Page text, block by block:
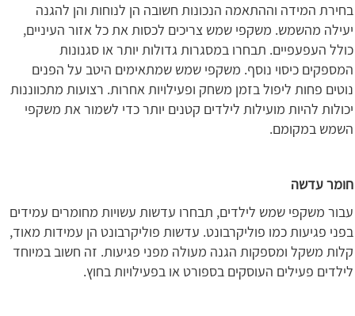
בחירת המידה וההתאמה הנכונות חשובה הן לנוחות והן להגנה
יעילה מהשמש. משקפי שמש צריכים לכסות את כל אזור העיניים,
כולל העפעפיים. תבחרו במסגרות גדולות יותר או סגנונות
המספקים כיסוי נוסף. משקפי שמש שמתאימים היטב על הפנים
נוטים פחות ליפול בזמן משחק ופעילויות אחרות. רצועות מתכווננות
יכולות להיות מועילות לילדים קטנים יותר כדי לשמור את משקפי
השמש במקומם.
חומר עדשה
עבור משקפי שמש לילדים, תבחרו עדשות עשויות מחומרים עמידים
בפני פגיעות כמו פוליקרבונט. עדשות פוליקרבונט הן עמידות מאוד,
קלות משקל ומספקות הגנה מעולה מפני פגיעות. זה חשוב במיוחד
לילדים פעילים העוסקים בספורט או בפעילויות בחוץ.